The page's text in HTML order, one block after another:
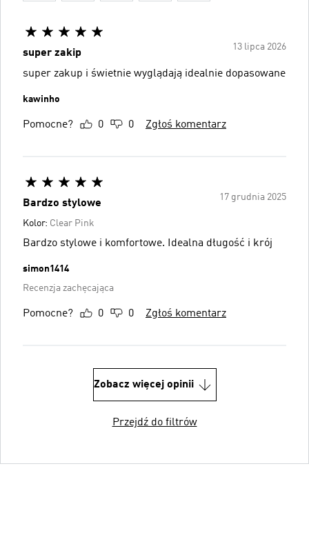
13 lipca 2026
super zakip
super zakup i świetnie wyglądają idealnie dopasowane
kawinho
Pomocne? 0 0 Zgłoś komentarz
17 grudnia 2025
Bardzo stylowe
Kolor: Clear Pink
Bardzo stylowe i komfortowe. Idealna długość i krój
simon1414
Recenzja zachęcająca
Pomocne? 0 0 Zgłoś komentarz
Zobacz więcej opinii
Przejdź do filtrów